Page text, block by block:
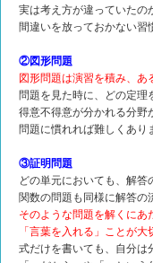
実は考え方が違っていたの
間違いを放っておかない習
②図形問題
図形問題は演習を積み、あ
問題を見た時に、どの定
得意不得意が分かれる分野
問題に慣れれば難しくあり
③証明問題
どの単元においても、解答
関数の問題も同様に解答の
そのような問題を解くに
「言葉を入れる」ことが大
式だけを書いても、自分は